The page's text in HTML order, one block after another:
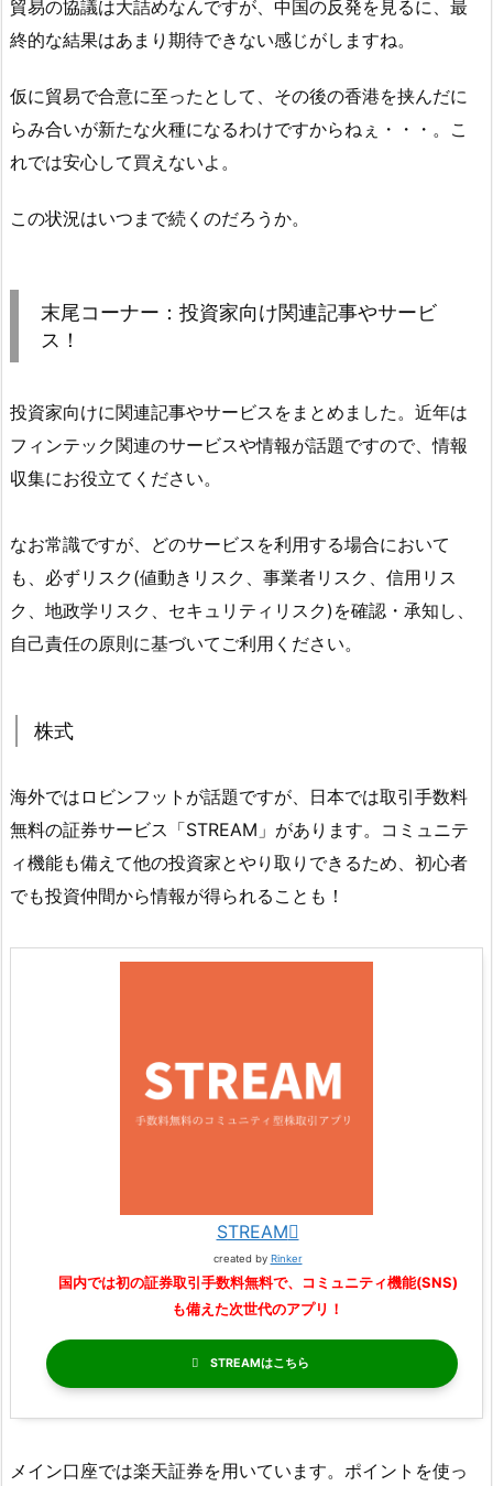
貿易の協議は大詰めなんですが、中国の反発を見るに、最
終的な結果はあまり期待できない感じがしますね。
仮に貿易で合意に至ったとして、その後の香港を挟んだに
らみ合いが新たな火種になるわけですからねぇ・・・。こ
れでは安心して買えないよ。
この状況はいつまで続くのだろうか。
末尾コーナー：投資家向け関連記事やサービ
ス！
投資家向けに関連記事やサービスをまとめました。近年は
フィンテック関連のサービスや情報が話題ですので、情報
収集にお役立てください。
なお常識ですが、どのサービスを利用する場合において
も、必ずリスク(値動きリスク、事業者リスク、信用リス
ク、地政学リスク、セキュリティリスク)を確認・承知し、
自己責任の原則に基づいてご利用ください。
株式
海外ではロビンフットが話題ですが、日本では取引手数料
無料の証券サービス「STREAM」があります。コミュニテ
ィ機能も備えて他の投資家とやり取りできるため、初心者
でも投資仲間から情報が得られることも！
STREAM
created by Rinker
国内では初の証券取引手数料無料で、コミュニティ機能(SNS)
も備えた次世代のアプリ！
STREAM
メイン口座では楽天証券を用いています。ポイントを使っ